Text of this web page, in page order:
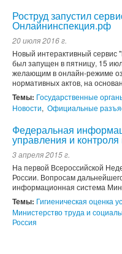
Роструд запустил
Онлайнинспекция.рф
20 июля 2016 г.
Новый интерактивный сервис
был запущен в пятницу, 15
желающим в онлайн-режиме
нормативных актов, на
Темы: Государственные
Новости, Официальные
Федеральная
управления и
3 апреля 2015 г.
На первой Всероссийской
России. Вопросам
информационная система
Темы: Гигиеническая оценка
Министерство труда и
Россия